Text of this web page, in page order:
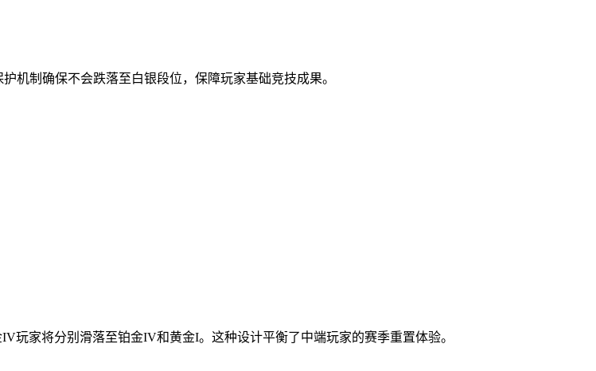
机制确保不会跌落至白银段位，保障玩家基础竞技成果。
家将分别滑落至铂金IV和黄金I。这种设计平衡了中端玩家的赛季重置体验。